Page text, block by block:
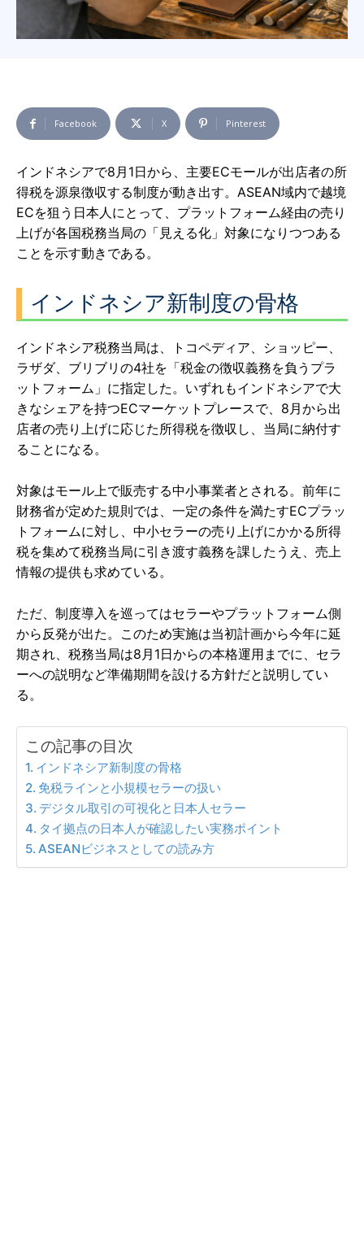
Facebook X Pinterest
インドネシアで8月1日から、主要ECモールが出店者の所
得税を源泉徴収する制度が動き出す。ASEAN域内で越境
ECを狙う日本人にとって、プラットフォーム経由の売り
上げが各国税務当局の「見える化」対象になりつつある
ことを示す動きである。
インドネシア新制度の骨格
インドネシア税務当局は、トコペディア、ショッピー、
ラザダ、ブリブリの4社を「税金の徴収義務を負うプラ
ットフォーム」に指定した。いずれもインドネシアで大
きなシェアを持つECマーケットプレースで、8月から出
店者の売り上げに応じた所得税を徴収し、当局に納付す
ることになる。
対象はモール上で販売する中小事業者とされる。前年に
財務省が定めた規則では、一定の条件を満たすECプラッ
トフォームに対し、中小セラーの売り上げにかかる所得
税を集めて税務当局に引き渡す義務を課したうえ、売上
情報の提供も求めている。
ただ、制度導入を巡ってはセラーやプラットフォーム側
から反発が出た。このため実施は当初計画から今年に延
期され、税務当局は8月1日からの本格運用までに、セラ
ーへの説明など準備期間を設ける方針だと説明してい
る。
この記事の目次
インドネシア新制度の骨格
免税ラインと小規模セラーの扱い
デジタル取引の可視化と日本人セラー
タイ拠点の日本人が確認したい実務ポイント
ASEANビジネスとしての読み方